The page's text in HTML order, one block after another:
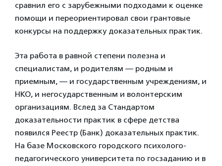
сравнил его с зарубежными подходами к оценке
помощи и переориентировал свои грантовые
конкурсы на поддержку доказательных практик.
Эта работа в равной степени полезна и
специалистам, и родителям — родным и
приемным, — и государственным учреждениям, и
НКО, и негосударственным и волонтерским
организациям. Вслед за Стандартом
доказательности практик в сфере детства
появился Реестр (Банк) доказательных практик.
На базе Московского городского психолого-
педагогического университета по госзаданию и в